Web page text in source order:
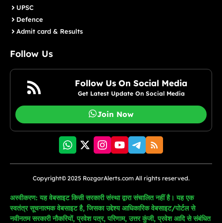
UPSC
Defence
Admit card & Results
Follow Us
Follow Us On Social Media
Get Latest Update On Social Media
Join Now
Copyright© 2025 RozgarAlerts.com All rights reserved.
अस्वीकरण: यह वेबसाइट किसी सरकारी संस्था द्वारा संचालित नहीं है। यह एक
स्वतंत्र सूचनात्मक वेबसाइट है, जिसका उद्देश्य आधिकारिक वेबसाइट/पोर्टल से
नवीनतम सरकारी नौकरियों, प्रवेश पत्र, परिणाम, उत्तर कुंजी, प्रवेश आदि से संबंधित